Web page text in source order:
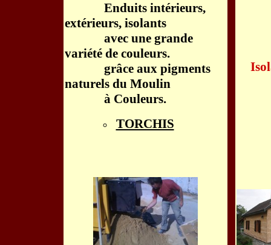
Enduits intérieurs,
extérieurs, isolants
avec une grande
variété de couleurs.
grâce aux pigments
naturels du Moulin
à Couleurs.
TORCHIS